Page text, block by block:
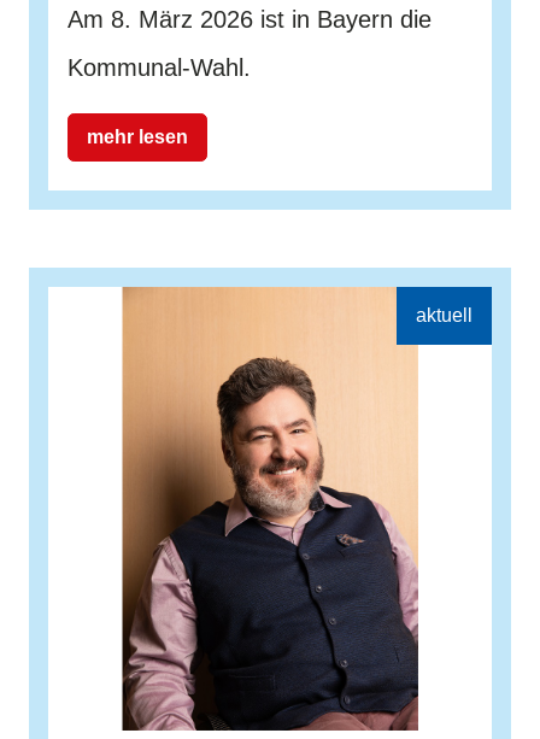
Am 8. März 2026 ist in Bayern die
Kommunal-Wahl.
mehr lesen